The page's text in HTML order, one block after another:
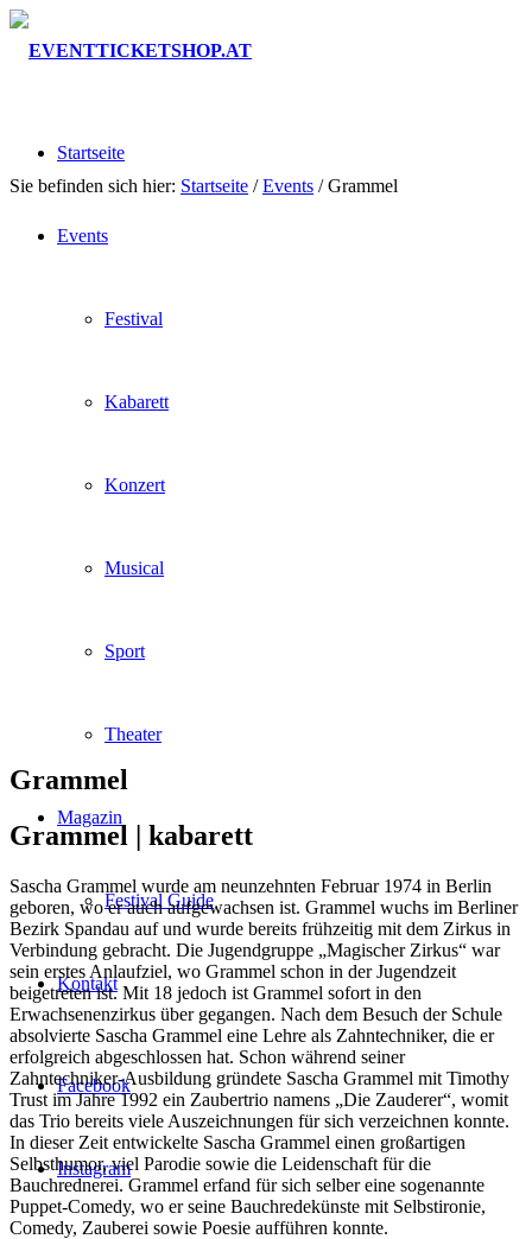
Startseite
Events
Festival
Kabarett
Konzert
Musical
Sport
Theater
Magazin
Festival Guide
Kontakt
Facebook
Instagram
Sie befinden sich hier: Startseite / Events / Grammel
Grammel
Grammel | kabarett
Sascha Grammel wurde am neunzehnten Februar 1974 in Berlin
geboren, wo er auch aufgewachsen ist. Grammel wuchs im Berliner
Bezirk Spandau auf und wurde bereits frühzeitig mit dem Zirkus in
Verbindung gebracht. Die Jugendgruppe „Magischer Zirkus“ war
sein erstes Anlaufziel, wo Grammel schon in der Jugendzeit
beigetreten ist. Mit 18 jedoch ist Grammel sofort in den
Erwachsenenzirkus über gegangen. Nach dem Besuch der Schule
absolvierte Sascha Grammel eine Lehre als Zahntechniker, die er
erfolgreich abgeschlossen hat. Schon während seiner
Zahntechniker-Ausbildung gründete Sascha Grammel mit Timothy
Trust im Jahre 1992 ein Zaubertrio namens „Die Zauderer“, womit
das Trio bereits viele Auszeichnungen für sich verzeichnen konnte.
In dieser Zeit entwickelte Sascha Grammel einen großartigen
Selbsthumor, viel Parodie sowie die Leidenschaft für die
Bauchrednerei. Grammel erfand für sich selber eine sogenannte
Puppet-Comedy, wo er seine Bauchredekünste mit Selbstironie,
Comedy, Zauberei sowie Poesie aufführen konnte.